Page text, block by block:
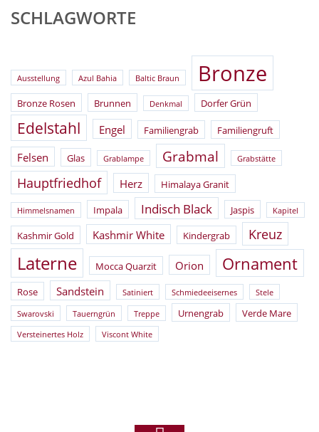
SCHLAGWORTE
Ausstellung Azul Bahia Baltic Braun Bronze
Bronze Rosen Brunnen Denkmal Dorfer Grün
Edelstahl Engel Familiengrab Familiengruft
Felsen Glas Grablampe Grabmal Grabstätte
Hauptfriedhof Herz Himalaya Granit
Himmelsnamen Impala Indisch Black Jaspis Kapitel
Kashmir Gold Kashmir White Kindergrab Kreuz
Laterne Mocca Quarzit Orion Ornament
Rose Sandstein Satiniert Schmiedeeisernes Stele
Swarovski Tauerngrün Treppe Urnengrab Verde Mare
Versteinertes Holz Viscont White